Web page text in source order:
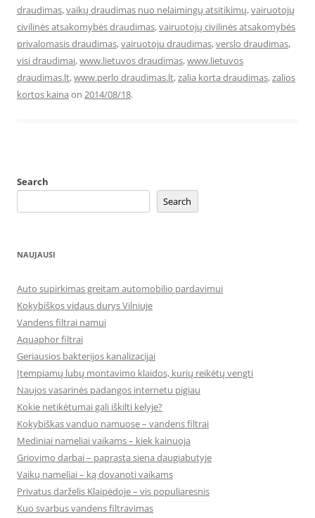
draudimas,vaikų draudimas nuo nelaimingų atsitikimų,vairuotojų
civilinės atsakomybės draudimas,vairuotojų civilinės atsakomybės
privalomasis draudimas,vairuotoju draudimas,verslo draudimas,
visi draudimai,www.lietuvos draudimas,www.lietuvos
draudimas.lt,www.perlo draudimas.lt,zalia korta draudimas,zalios
kortos kaina on 2014/08/18.
Search
Search
NAUJAUSI
Auto supirkimas greitam automobilio pardavimui
Kokybiškos vidaus durys Vilniuje
Vandens filtrai namui
Aquaphor filtrai
Geriausios bakterijos kanalizacijai
Įtempiamų lubų montavimo klaidos, kurių reikėtų vengti
Naujos vasarinės padangos internetu pigiau
Kokie netikėtumai gali iškilti kelyje?
Kokybiškas vanduo namuose – vandens filtrai
Mediniai nameliai vaikams – kiek kainuoja
Griovimo darbai – paprasta siena daugiabutyje
Vaikų nameliai – ką dovanoti vaikams
Privatus darželis Klaipėdoje – vis populiaresnis
Kuo svarbus vandens filtravimas